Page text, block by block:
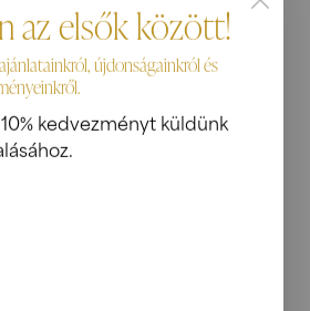
Király u. 5
az elsők között!
újdonságainkról és
kedvezményt küldünk